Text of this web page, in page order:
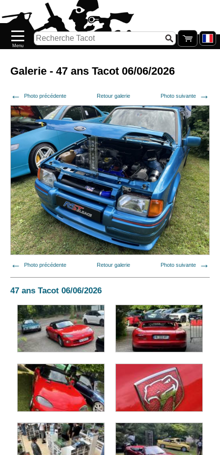
Galerie - 47 ans Tacot 06/06/2026
Photo précédente Retour galerie Photo suivante
Photo précédente Retour galerie Photo suivante
47 ans Tacot 06/06/2026
Nouveautés
Catalogue/Stock
PETITS
PRIX
Réassort
Seconde
main
Galerie